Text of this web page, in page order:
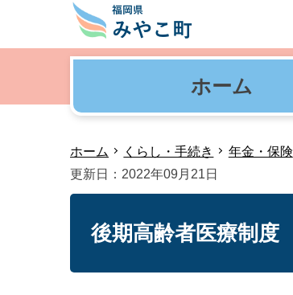
ホーム
ホーム くらし・手続き 年金・保険
更新日：2022年09月21日
後期高齢者医療制度